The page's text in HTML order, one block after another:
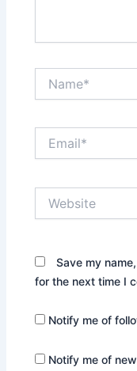
Save my
for the next time I
Notify me of
Notify me of